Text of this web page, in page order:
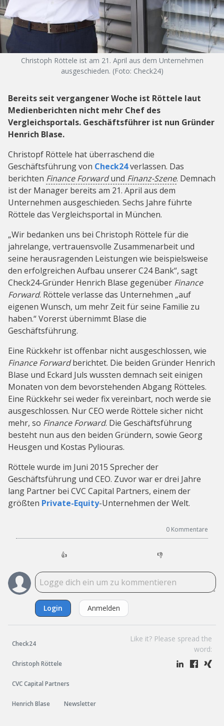
Christoph Röttele ist am 21. April aus dem Unternehmen
ausgeschieden. (Foto: Check24)
Bereits seit vergangener Woche ist Röttele laut
Medienberichten nicht mehr Chef des
Vergleichsportals. Geschäftsführer ist nun Gründer
Henrich Blase.
Christopf Röttele hat überraschend die
Geschäftsführung von Check24verlassen. Das
berichten Finance Forwardund Finanz-Szene. Demnach
ist der Manager bereits am 21. April aus dem
Unternehmen ausgeschieden. Sechs Jahre führte
Röttele das Vergleichsportal in München.
„Wir bedanken uns bei Christoph Röttele für die
jahrelange, vertrauensvolle Zusammenarbeit und
seine herausragenden Leistungen wie beispielsweise
den erfolgreichen Aufbau unserer C24 Bank“, sagt
Check24-Gründer Henrich Blase gegenüber Finance
Forward. Röttele verlasse das Unternehmen „auf
eigenen Wunsch, um mehr Zeit für seine Familie zu
haben.“ Vorerst übernimmt Blase die
Geschäftsführung.
Eine Rückkehr ist offenbar nicht ausgeschlossen, wie
Finance Forwardberichtet. Die beiden Gründer Henrich
Blase und Eckard Juls wussten demnach seit einigen
Monaten von dem bevorstehenden Abgang Rötteles.
Eine Rückkehr sei weder fix vereinbart, noch werde sie
ausgeschlossen. Nur CEO werde Röttele sicher nicht
mehr, so Finance Forward. Die Geschäftsführung
besteht nun aus den beiden Gründern, sowie Georg
Heusgen und Kostas Pyliouras.
Röttele wurde im Juni 2015 Sprecher der
Geschäftsführung und CEO. Zuvor war er drei Jahre
lang Partner bei CVC Capital Partners, einem der
größten Private-Equity-Unternehmen der Welt.
0 Kommentare
👍 👎
Login Anmelden
Check24
Christoph Röttele
CVC Capital Partners
Henrich Blase Newsletter
Like it? Please spread the
word: